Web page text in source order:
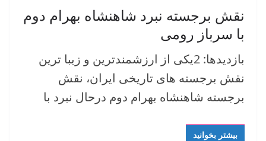
نقش برجسته نبرد شاهنشاه بهرام دوم
با سرباز رومی
بازدیدها: 2یکی از ارزشمندترین و زیبا ترین
نقش برجسته های تاریخی ایران، نقش
برجسته شاهنشاه بهرام دوم درحال نبرد با
بیشتر بخوانید